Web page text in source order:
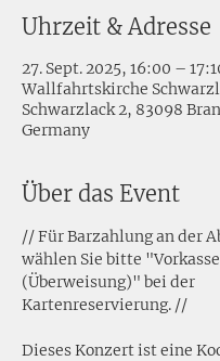
Uhrzeit & Adresse
27. Sept. 2025, 16:00 –
Wallfahrtskirche
Schwarzlack 2, 83098
Germany
Über das Event
// Für Barzahlung an der
wählen Sie bitte "Vorkasse
(Überweisung)" bei der
Kartenreservierung. //
Dieses Konzert ist eine